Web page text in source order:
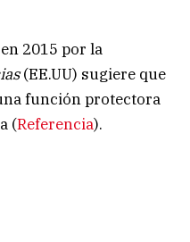
2015 por la
(EE.UU) sugiere que
función protectora
(Referencia).